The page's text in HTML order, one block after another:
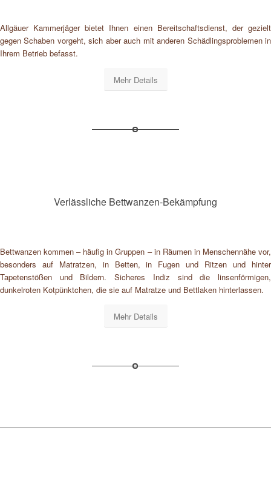
Allgäuer Kammerjäger bietet Ihnen einen Bereitschaftsdienst, der gezielt
gegen Schaben vorgeht, sich aber auch mit anderen Schädlingsproblemen in
Ihrem Betrieb befasst.
Mehr Details
Verlässliche Bettwanzen-Bekämpfung
Bettwanzen kommen – häufig in Gruppen – in Räumen in Menschennähe vor,
besonders auf Matratzen, in Betten, in Fugen und Ritzen und hinter
Tapetenstößen und Bildern. Sicheres Indiz sind die linsenförmigen,
dunkelroten Kotpünktchen, die sie auf Matratze und Bettlaken hinterlassen.
Mehr Details